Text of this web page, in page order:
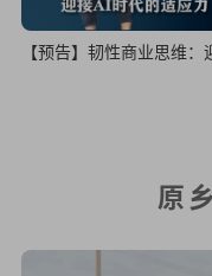
【预告】韧性商业思维
原